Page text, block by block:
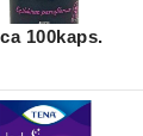
100kaps.